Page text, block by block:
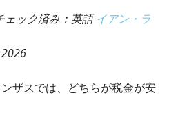
ェック済み：英語イアン・ラ
ザスでは、どちらが税金が安